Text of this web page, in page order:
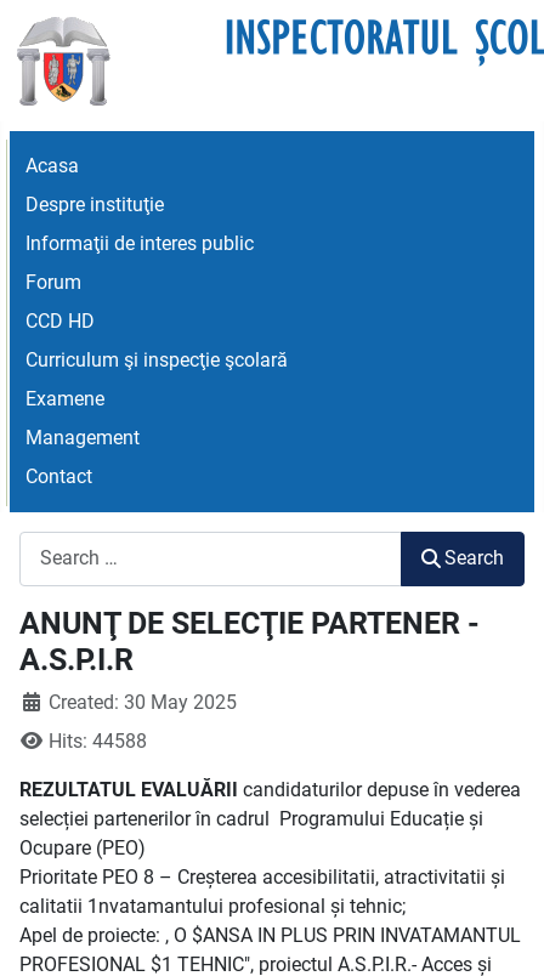
Acasa
Despre instituţie
Informaţii de interes public
Forum
CCD HD
Curriculum şi inspecţie şcolară
Examene
Management
Contact
Search
ANUNŢ DE SELECŢIE PARTENER -
A.S.P.I.R
Created: 30 May 2025
Hits: 44588
REZULTATUL EVALUĂRII candidaturilor depuse în vederea
selecției partenerilor în cadrul Programului Educație și
Ocupare (PEO)
Prioritate PEO 8 – Creșterea accesibilitatii, atractivitatii și
calitatii 1nvatamantului profesional și tehnic;
Apel de proiecte: , O $ANSA IN PLUS PRIN INVATAMANTUL
PROFESIONAL $1 TEHNIC", proiectul A.S.P.I.R.- Acces și